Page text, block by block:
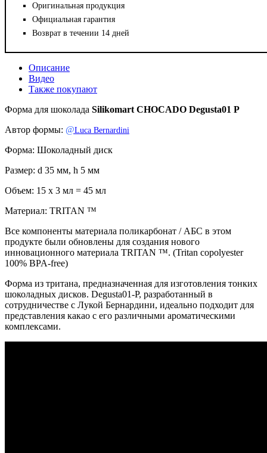
Оригинальная продукция
Официальная гарантия
Возврат в течении 14 дней
Описание
Видео
Также покупают
Форма для шоколада Silikomart CHOCADO Degusta01 P
Автор формы: @Luca Bernardini
Форма: Шоколадный диск
Размер: d 35 мм, h 5 мм
Объем: 15 х 3 мл = 45 мл
Материал: TRITAN ™
Все компоненты материала поликарбонат / АБС в этом
продукте были обновлены для создания нового
инновационного материала TRITAN ™. (Tritan copolyester
100% BPA-free)
Форма из тритана, предназначенная для изготовления тонких
шоколадных дисков. Degusta01-P, разработанный в
сотрудничестве с Лукой Бернардини, идеально подходит для
представления какао с его различными ароматическими
комплексами.